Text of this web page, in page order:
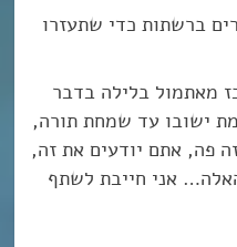
ברשתות כדי שתעזרו
מאתמול בלילה בדבר
ישובו עד שמחת תורה,
פה, אתם יודעים את זה,
אני חייבת לשתף